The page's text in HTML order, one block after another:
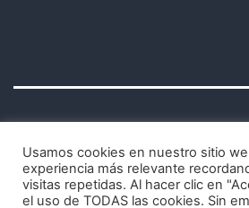
Avisos legales y política de
Usamos cookies en nuestro sitio
experiencia más relevante
visitas repetidas. Al hacer clic en
el uso de TODAS las cookies. Sin